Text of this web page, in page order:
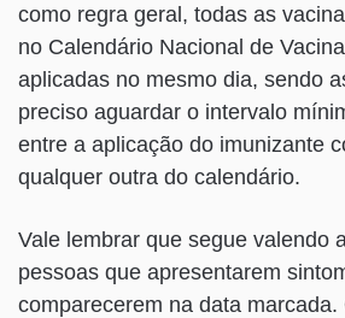
como regra geral, todas as
no Calendário Nacional de
aplicadas no mesmo dia, sendo
preciso aguardar o intervalo
entre a aplicação do imunizante
qualquer outra do calendário.
Vale lembrar que segue valendo
pessoas que apresentarem
comparecerem na data